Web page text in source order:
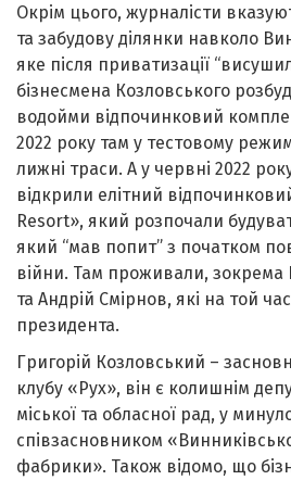
Окрім цього, журналісти
та забудову ділянки навколо
яке після приватизації
бізнесмена Козловського
водойми відпочинковий
2022 року там у тестовому
лижні траси. А у червні 2022
відкрили елітний
Resort», який розпочали
який “мав попит” з початком
війни. Там проживали,
та Андрій Смірнов, які на той
президента.
Григорій Козловський –
клубу «Рух», він є колишнім
міської та обласної рад, у
співзасновником
фабрики». Також відомо, що